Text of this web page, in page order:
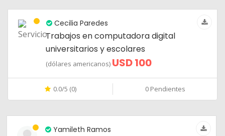
Cecilia Paredes
Trabajos en computadora digital
universitarios y escolares
(dólares americanos) USD 100
0.0/5 (0) 0 Pendientes
Yamileth Ramos